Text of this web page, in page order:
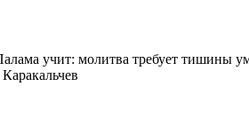
учит: молитва требует тишины